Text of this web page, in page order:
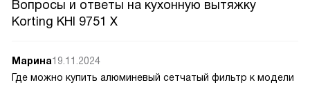
Вопросы и ответы на кухонную вытяжку
Korting KHI 9751 X
Марина19.11.2024
Где можно купить алюминевый сетчатый фильтр к модели